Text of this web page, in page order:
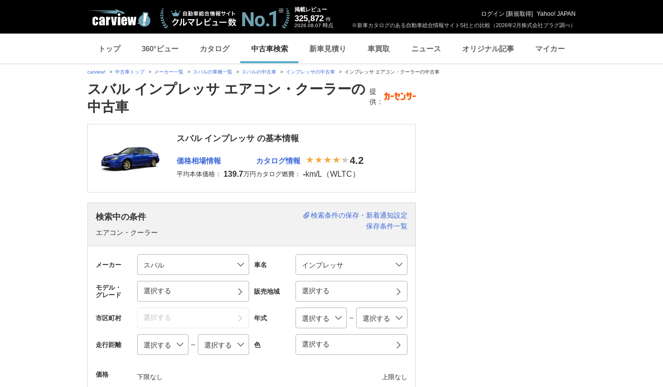
※新車カタログのある自動車総合情報サイト5社との比較（2026年2月株式会社プラグ調べ）
掲載レビュー
325,872 件
2026.08.07 時点
ログイン [新規取得] Yahoo! JAPAN
トップ 360°ビュー カタログ 中古車検索 新車見積り 車買取 ニュース オリジナル記事 マイカー
carview! 中古車トップ メーカー一覧 スバルの車種一覧 スバルの中古車 インプレッサの中古車 インプレッサ エアコン・クーラーの中古車
スバル インプレッサ エアコン・クーラーの
中古車
提
供：
スバル インプレッサ の基本情報
価格相場情報
平均本体価格： 139.7万円
カタログ情報 4.2
カタログ燃費： -km/L（WLTC）
検索中の条件
エアコン・クーラー
検索条件の保存・新着通知設定
保存条件一覧
メーカー 車名
モデル・
グレード
選択する 販売地域 選択する
市区町村 選択する 年式 ～
走行距離 ～ 色 選択する
価格 下限なし 上限なし